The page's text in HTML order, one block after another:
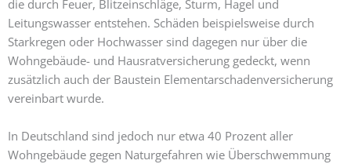
die durch Feuer, Blitzeinschläge, Sturm, Hagel und
Leitungswasser entstehen. Schäden beispielsweise durch
Starkregen oder Hochwasser sind dagegen nur über die
Wohngebäude- und Hausratversicherung gedeckt, wenn
zusätzlich auch der Baustein Elementarschadenversicherung
vereinbart wurde.
In Deutschland sind jedoch nur etwa 40 Prozent aller
Wohngebäude gegen Naturgefahren wie Überschwemmung